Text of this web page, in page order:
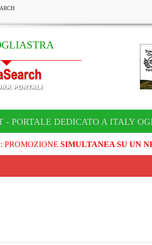
- PORTALE DEDICATO A ITALY
: PROMOZIONE SIMULTANEA SU UN